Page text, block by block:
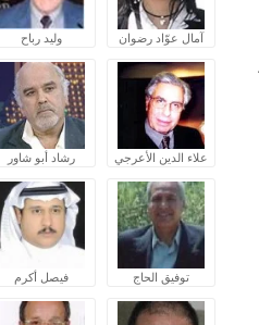
آمال عوّاد رضوان وليد رباح
علاء الدين الأعرجي رشاد أبو شاور
توفيق الحاج فيصل أكرم